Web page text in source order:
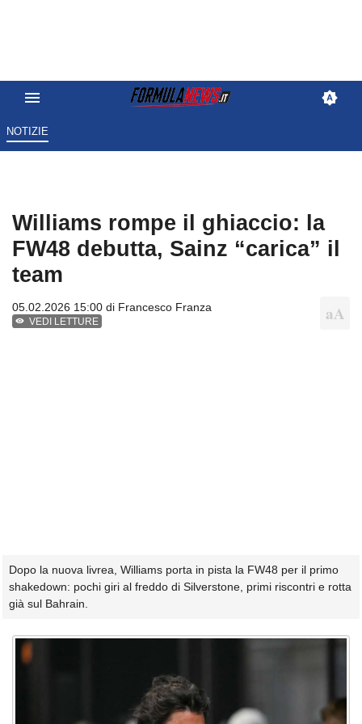
NOTIZIE
Williams rompe il ghiaccio: la
FW48 debutta, Sainz “carica” il
team
05.02.2026 15:00 di Francesco Franza
VEDI LETTURE
Dopo la nuova livrea, Williams porta in pista la FW48 per il primo
shakedown: pochi giri al freddo di Silverstone, primi riscontri e rotta
già sul Bahrain.